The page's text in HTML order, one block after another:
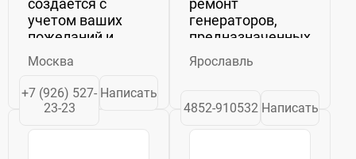
учетом ваших
пожеланий и
технических
требований.
Наша компания,
изготавливающая
оборудование,
Москва
+7 (926) 527-
23-23
Написать
генераторов,
предназначенных
для аварийного
электроснабжения,
для их ремонта и
Предлагаем:
Ярославль
4852-910532 Написать